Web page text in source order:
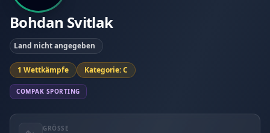
Bohdan Svitlak
Land nicht angegeben
1 Wettkämpfe Kategorie: C
COMPAK SPORTING
GRÖSSE